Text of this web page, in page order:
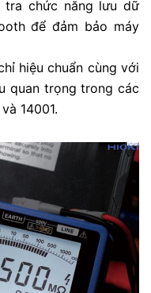
tra chức năng lưu dữ
để đảm bảo máy
hiệu chuẩn cùng với
quan trọng trong các
14001.